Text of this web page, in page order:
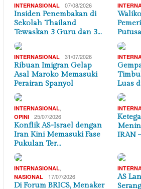
INTERNASIONAL 07/08/2026
Insiden Penembakan di
Sekolah Thailand
Tewaskan 3 Guru dan 3…
INTERNASIONAL 31/07/2026
Ribuan Imigran Gelap
Asal Maroko Memasuki
Perairan Spanyol
Luas
INTERNASIONAL
OPINI 25/07/2026
Konflik AS-Israel dengan
Iran Kini Memasuki Fase
Pukulan Ter…
IRAN
INTERNASIONAL
NASIONAL 17/07/2026
Di Forum BRICS, Menaker
AS